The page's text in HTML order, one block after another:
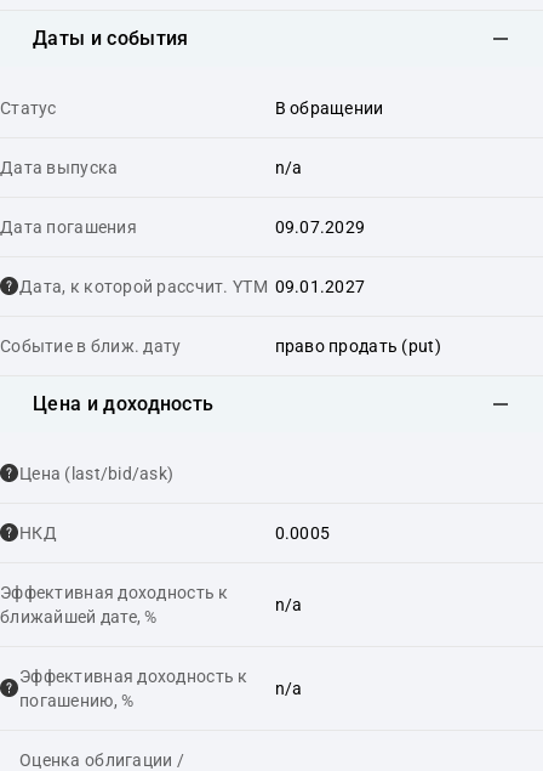
Даты и события
Статус В обращении
Дата выпуска n/a
Дата погашения 09.07.2029
Дата, к которой рассчит. YTM 09.01.2027
Событие в ближ. дату право продать (put)
Цена и доходность
Цена (last/bid/ask)
НКД 0.0005
Эффективная доходность к
ближайшей дате, %
n/a
Эффективная доходность к
погашению, %
n/a
Оценка облигации /